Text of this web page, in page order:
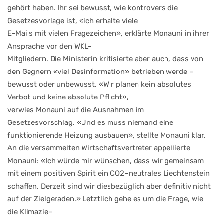
gehört haben. Ihr sei bewusst, wie kontrovers die
Gesetzesvorlage ist, «ich erhalte viele
E-Mails mit vielen Fragezeichen», erklärte Monauni in ihrer
Ansprache vor den WKL-
Mitgliedern. Die Ministerin kritisierte aber auch, dass von
den Gegnern «viel Desinformation» betrieben werde –
bewusst oder unbewusst. «Wir planen kein absolutes
Verbot und keine absolute Pflicht»,
verwies Monauni auf die Ausnahmen im
Gesetzesvorschlag. «Und es muss niemand eine
funktionierende Heizung ausbauen», stellte Monauni klar.
An die versammelten Wirtschaftsvertreter appellierte
Monauni: «Ich würde mir wünschen, dass wir gemeinsam
mit einem positiven Spirit ein CO2–neutrales Liechtenstein
schaffen. Derzeit sind wir diesbezüglich aber definitiv nicht
auf der Zielgeraden.» Letztlich gehe es um die Frage, wie
die Klimazie–